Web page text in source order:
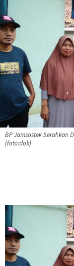
BP Jamsostek Serahkan
(foto:dok)